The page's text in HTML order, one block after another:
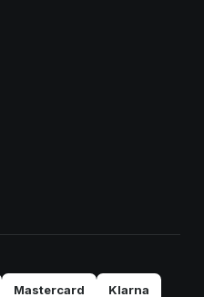
Mastercard Klarna